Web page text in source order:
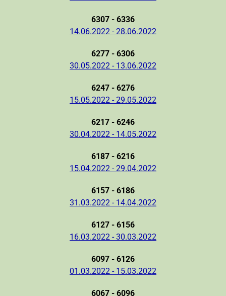
6307 - 6336
14.06.2022 - 28.06.2022
6277 - 6306
30.05.2022 - 13.06.2022
6247 - 6276
15.05.2022 - 29.05.2022
6217 - 6246
30.04.2022 - 14.05.2022
6187 - 6216
15.04.2022 - 29.04.2022
6157 - 6186
31.03.2022 - 14.04.2022
6127 - 6156
16.03.2022 - 30.03.2022
6097 - 6126
01.03.2022 - 15.03.2022
6067 - 6096